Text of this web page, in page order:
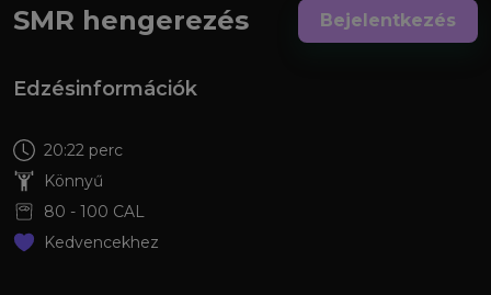
SMR hengerezés Bejelentkezés
Edzésinformációk
20:22 perc
Könnyű
80 - 100 CAL
Kedvencekhez